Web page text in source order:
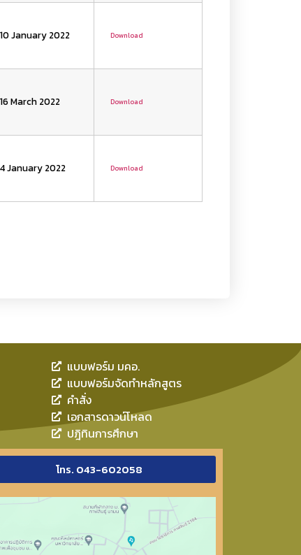
10 January 2022 Download
16 March 2022 Download
4 January 2022 Download
แบบฟอร์ม มคอ.
แบบฟอร์มจัดทำหลักสูตร
คำสั่ง
เอกสารดาวน์โหลด
ปฎิทินการศึกษา
โทร. 043-602058